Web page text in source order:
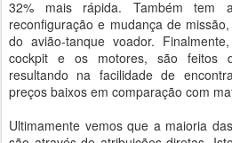
32% mais rápida. Também tem
reconfiguração e mudança de
do avião-tanque voador.
cockpit e os motores, são feitos
resultando na facilidade de
preços baixos em comparação com
Ultimamente vemos que a maioria